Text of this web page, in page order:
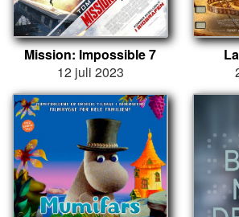
Mission: Impossible 7
12 juli 2023